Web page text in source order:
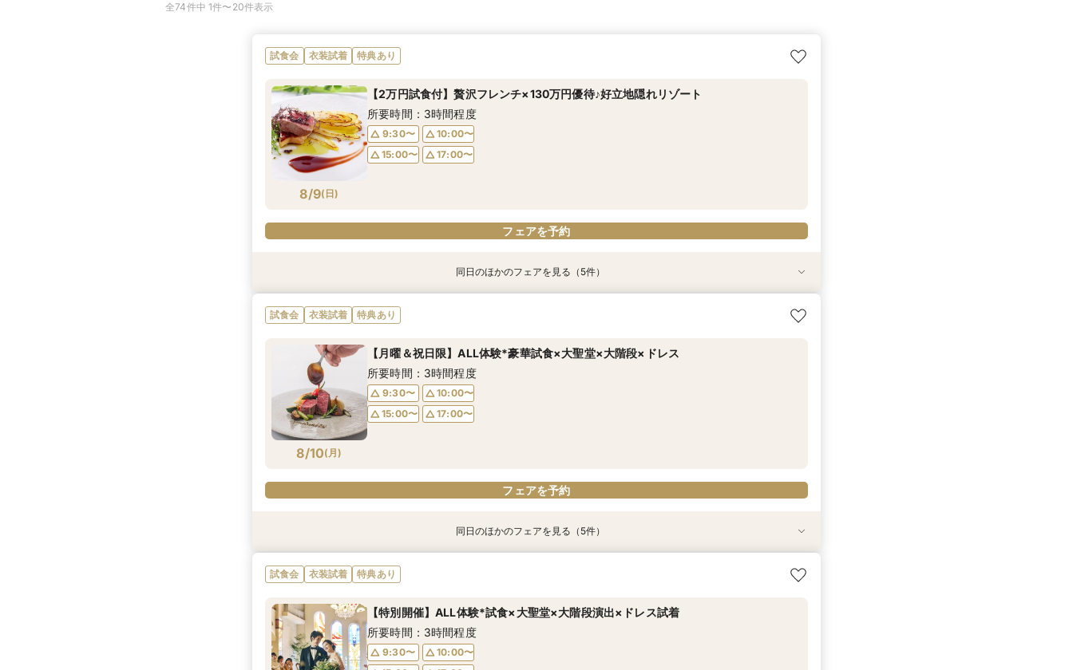
全74件中 1件〜20件表示
試食会 衣装試着 特典あり
8/9( 日)
【2万円試食付】贅沢フレンチ×130万円優待♪好立地隠れリゾート
所要時間：3時間程度
9:30〜
10:00〜
15:00〜
17:00〜
フェアを予約
8/9(日)
【フリードリンク特典付】試食×最大130万円優待×リゾート
9:30〜
10:00〜
15:00〜
17:00〜
8/9(日)
【迷っている方も大歓迎】最短90分×見積もり相談×次回試食付
10:00〜
15:00〜
17:00〜
8/9(日)
＼前々日〜当日予約◎／フレンチ試食＆直前予約限定前撮り特典付
9:30〜
10:00〜
15:00〜
17:00〜
8/9(日)
【フォト婚】貸切邸宅で残す大切な一日！期間限定特典付相談会
9:30〜
10:00〜
15:00〜
17:00〜
8/9(日)
今月限定【130万優待★ドレス試着】光の大聖堂×特製スイーツ
9:30〜
10:00〜
15:00〜
17:00〜
同日のほかのフェアを見る（5件）
試食会 衣装試着 特典あり
8/10( 月)
【月曜＆祝日限】ALL体験*豪華試食×大聖堂×大階段×ドレス
所要時間：3時間程度
9:30〜
10:00〜
15:00〜
17:00〜
フェアを予約
【自宅で式場見学★】在宅&スマホでOK！オンライン相談会♪
10:00〜 17:00〜
【迷っている方も大歓迎】最短90分×見積もり相談×次回試食付
10:00〜
15:00〜
17:00〜
＼前々日〜当日予約◎／フレンチ試食＆直前予約限定前撮り特典付
9:30〜
10:00〜
15:00〜
17:00〜
【フォト婚】貸切邸宅で残す大切な一日！期間限定特典付相談会
9:30〜
10:00〜
15:00〜
17:00〜
今月限定【130万優待★ドレス試着】光の大聖堂×特製スイーツ
9:30〜
10:00〜
15:00〜
17:00〜
同日のほかのフェアを見る（5件）
試食会 衣装試着 特典あり
【特別開催】ALL体験*試食×大聖堂×大階段演出×ドレス試着
所要時間：3時間程度
9:30〜
10:00〜